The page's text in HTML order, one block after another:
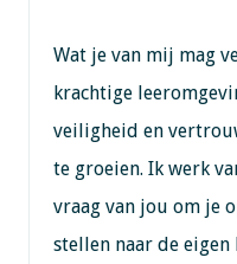
Wat je van mij mag
krachtige
veiligheid en
te groeien. Ik werk
vraag van jou om je
stellen naar de